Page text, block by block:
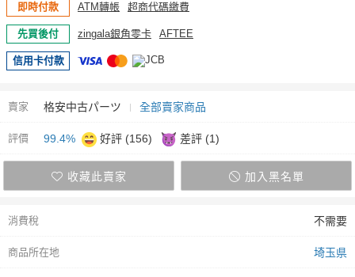
即時付款 ATM轉帳 超商代碼繳費
先買後付 zingala銀角零卡 AFTEE
信用卡付款
賣家 格安中古パーツ 全部賣家商品
評價 99.4% 好評 (156) 差評 (1)
收藏此賣家 加入黑名單
消費稅 不需要
商品所在地 埼玉県